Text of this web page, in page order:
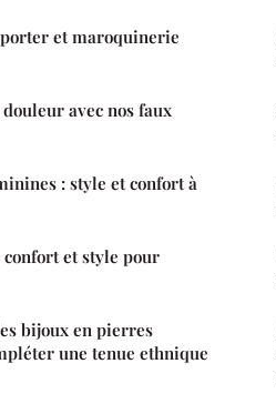
et maroquinerie
avec nos faux
: style et confort à
et style pour
bijoux en pierres
une tenue ethnique